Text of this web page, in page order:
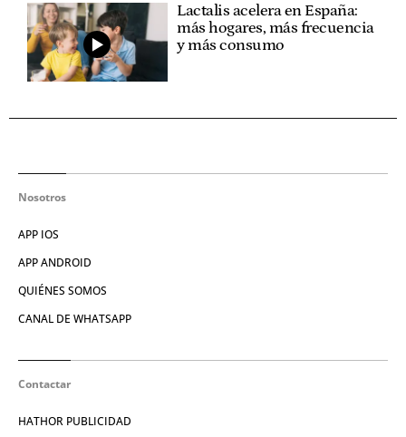
Lactalis acelera en España:
más hogares, más frecuencia
y más consumo
Nosotros
APP IOS
APP ANDROID
QUIÉNES SOMOS
CANAL DE WHATSAPP
Contactar
HATHOR PUBLICIDAD